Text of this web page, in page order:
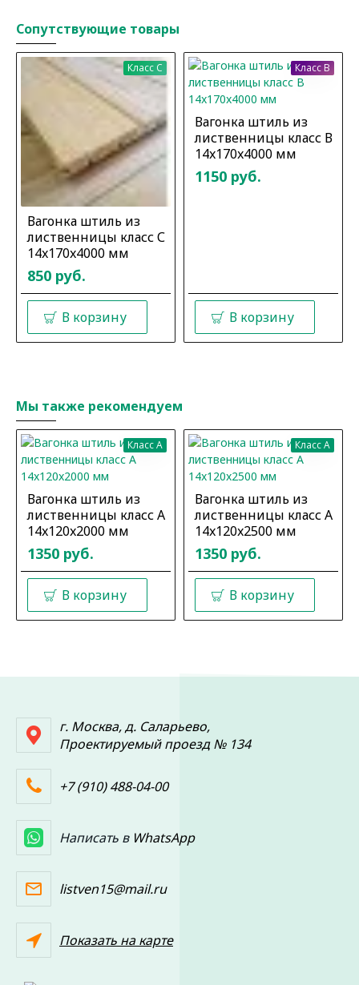
Сопутствующие товары
Класс C
Вагонка штиль из
лиственницы класс С
14x170x4000 мм
850 руб.
В корзину
Класс B
Вагонка штиль из
лиственницы класс В
14x170x4000 мм
1150 руб.
В корзину
Мы также рекомендуем
Класс A
Вагонка штиль из
лиственницы класс А
14x120x2000 мм
1350 руб.
В корзину
Класс A
Вагонка штиль из
лиственницы класс А
14x120x2500 мм
1350 руб.
В корзину
г. Москва, д. Саларьево,
Проектируемый проезд № 134
+7 (910) 488-04-00
Написать в WhatsApp
listven15@mail.ru
Показать на карте